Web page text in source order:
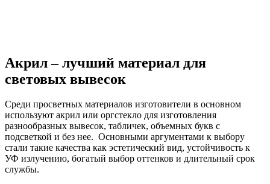
Акрил – лучший материал для
световых вывесок
Среди просветных материалов изготовители в основном
используют акрил или оргстекло для изготовления
разнообразных вывесок, табличек, объемных букв с
подсветкой и без нее. Основными аргументами к выбору
стали такие качества как эстетический вид, устойчивость к
УФ излучению, богатый выбор оттенков и длительный срок
службы.